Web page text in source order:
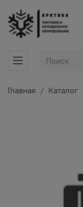
Главная Каталог